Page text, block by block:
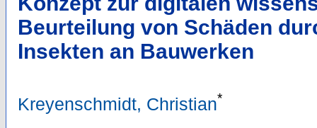
Beurteilung von Schäden
Insekten an Bauwerken
Kreyenschmidt, Christian*